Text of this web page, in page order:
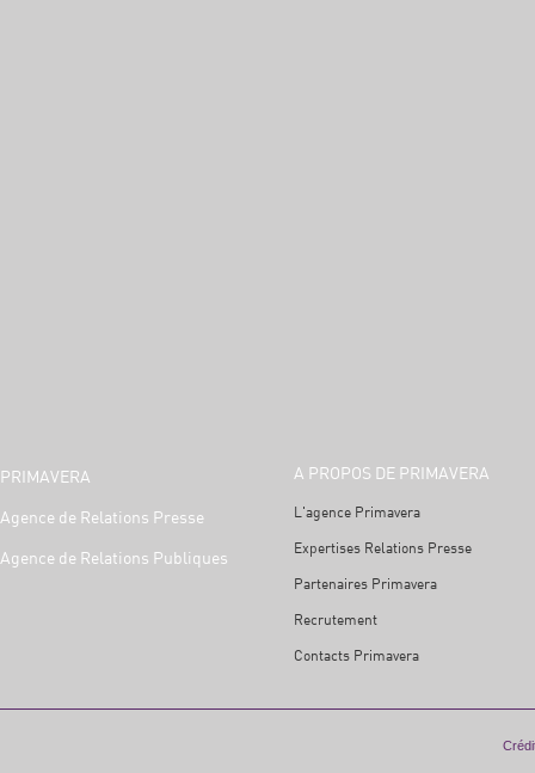
PRIMAVERA
Agence de Relations Presse
Agence de Relations Publiques
A PROPOS DE PRIMAVERA
L'agence Primavera
Expertises Relations Presse
Partenaires Primavera
Recrutement
Contacts Primavera